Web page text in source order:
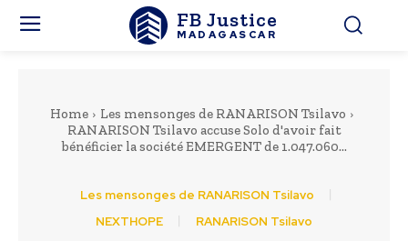
FB Justice
MADAGASCAR
Home
Les mensonges de RANARISON Tsilavo
RANARISON Tsilavo accuse Solo d'avoir fait
bénéficier la société EMERGENT de 1.047.060...
Les mensonges de RANARISON Tsilavo
NEXTHOPE
RANARISON Tsilavo